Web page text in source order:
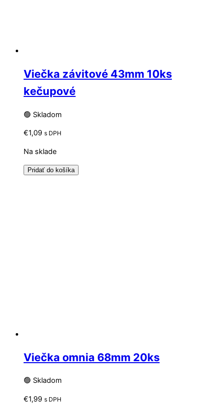
Viečka závitové 43mm 10ks
kečupové
🟢 Skladom
€1,09 s DPH
Na sklade
Pridať do košíka
Viečka omnia 68mm 20ks
🟢 Skladom
€1,99 s DPH